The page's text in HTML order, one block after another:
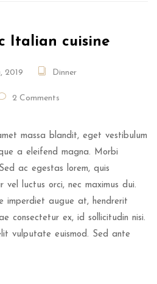
Italian cuisine
2019 Dinner
2 Comments
massa blandit, eget vestibulum
a eleifend magna. Morbi
ac egestas lorem, quis
luctus orci, nec maximus dui.
imperdiet augue at, hendrerit
consectetur ex, id sollicitudin nisi.
vulputate euismod. Sed ante